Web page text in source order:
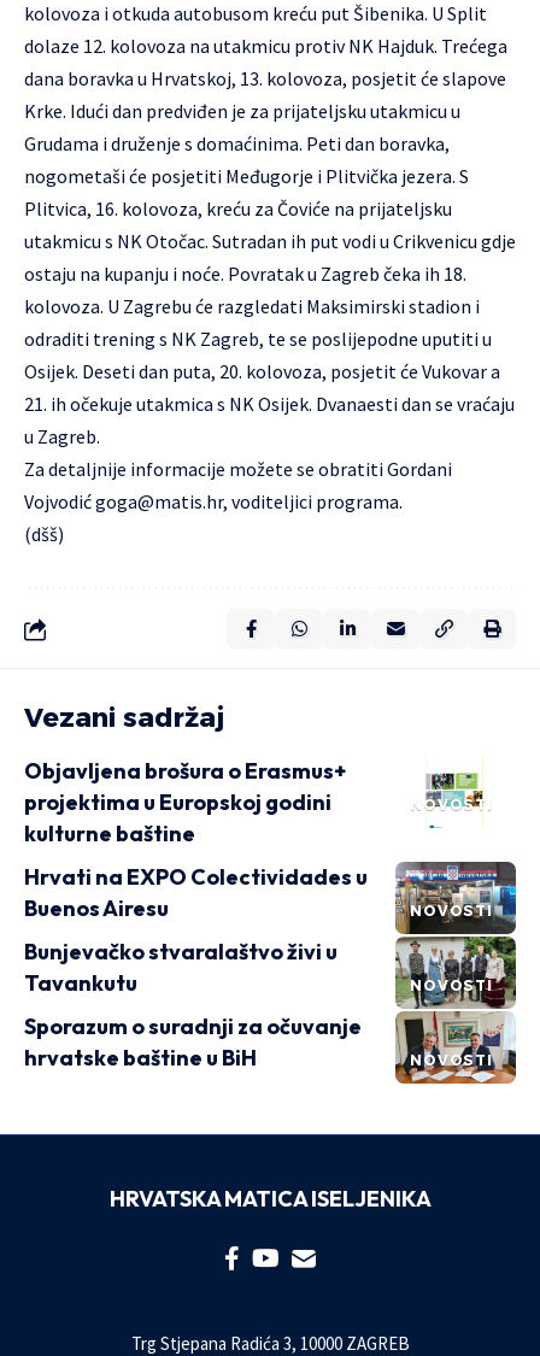
kolovoza i otkuda autobusom kreću put Šibenika. U Split
dolaze 12. kolovoza na utakmicu protiv NK Hajduk. Trećega
dana boravka u Hrvatskoj, 13. kolovoza, posjetit će slapove
Krke. Idući dan predviđen je za prijateljsku utakmicu u
Grudama i druženje s domaćinima. Peti dan boravka,
nogometaši će posjetiti Međugorje i Plitvička jezera. S
Plitvica, 16. kolovoza, kreću za Čoviće na prijateljsku
utakmicu s NK Otočac. Sutradan ih put vodi u Crikvenicu gdje
ostaju na kupanju i noće. Povratak u Zagreb čeka ih 18.
kolovoza. U Zagrebu će razgledati Maksimirski stadion i
odraditi trening s NK Zagreb, te se poslijepodne uputiti u
Osijek. Deseti dan puta, 20. kolovoza, posjetit će Vukovar a
21. ih očekuje utakmica s NK Osijek. Dvanaesti dan se vraćaju
u Zagreb.
Za detaljnije informacije možete se obratiti Gordani
Vojvodićgoga@matis.hr, voditeljici programa.
(dšš)
Vezani sadržaj
NOVOSTI
Objavljena brošura o Erasmus+
projektima u Europskoj godini
kulturne baštine
NOVOSTI
Hrvati na EXPO Colectividades u
Buenos Airesu
NOVOSTI
Bunjevačko stvaralaštvo živi u
Tavankutu
NOVOSTI
Sporazum o suradnji za očuvanje
hrvatske baštine u BiH
HRVATSKA MATICA ISELJENIKA
Trg Stjepana Radića 3, 10000 ZAGREB